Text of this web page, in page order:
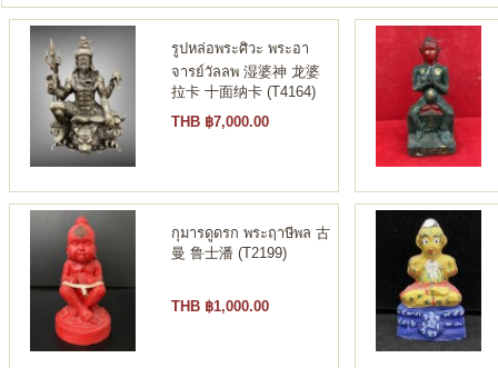
รูปหล่อพระศิวะ พระอา
จารย์วัลลพ 湿婆神 龙婆
拉卡 十面纳卡 (T4164)
THB ฿7,000.00
กุมารดูดรก พระฤาษีพล 古
曼 鲁士潘 (T2199)
THB ฿1,000.00